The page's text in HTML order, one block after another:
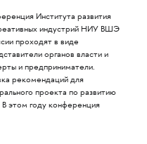
Института развития
индустрий НИУ ВШЭ
проходят в виде
органов власти и
и предприниматели.
рекомендаций для
проекта по развитию
этом году конференция